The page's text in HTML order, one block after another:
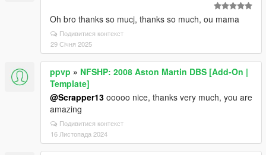
Oh bro thanks so mucj, thanks so much, ou mama
Подивитися контекст
29 Січня 2025
ppvp » NFSHP: 2008 Aston Martin DBS [Add-On |
Template]
@Scrapper13 ooooo nice, thanks very much, you are
amazing
Подивитися контекст
16 Листопада 2024